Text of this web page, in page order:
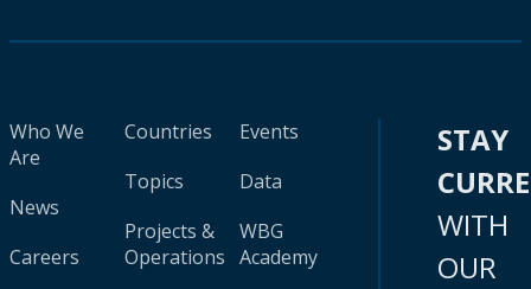
Who We
Are
News
Careers
Countries
Topics
Projects &
Operations
Events
Data
WBG
Academy
STAY
WITH
OUR